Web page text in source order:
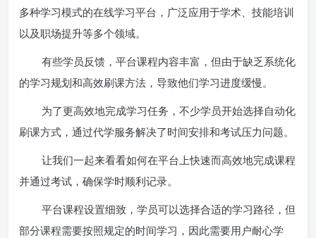
多种学习模式的在线学习平台，广泛应用于学术、技能培训
以及职场提升等多个领域。
有些学员反馈，平台课程内容丰富，但由于缺乏系统化
的学习规划和高效刷课方法，导致他们学习进度缓慢。
为了更高效地完成学习任务，不少学员开始选择自动化
刷课方式，通过代学服务解决了时间安排和考试压力问题。
让我们一起来看看如何在平台上快速而高效地完成课程
并通过考试，确保学时顺利记录。
平台课程设置细致，学员可以选择合适的学习路径，但
部分课程需要按照规定的时间学习，因此需要用户耐心学